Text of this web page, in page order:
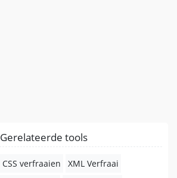
Gerelateerde tools
CSS verfraaien
XML Verfraai